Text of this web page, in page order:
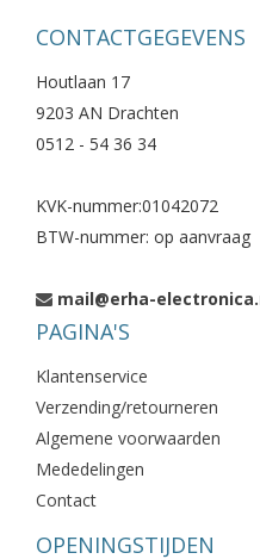
CONTACTGEGEVENS
Houtlaan 17
9203 AN Drachten
0512 - 54 36 34
KVK-nummer:01042072
BTW-nummer: op aanvraag
mail@erha-
PAGINA'S
Klantenservice
Verzending/retourneren
Algemene voorwaarden
Mededelingen
Contact
OPENINGSTIJDEN